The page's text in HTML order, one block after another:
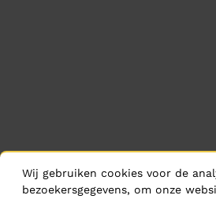
Wij gebruiken cookies voor de
bezoekersgegevens, om onze